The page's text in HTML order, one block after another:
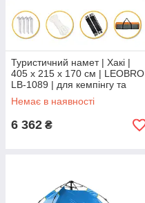
Туристичний намет | Хакі |
405 x 215 x 170 см | LEOBRO
LB-1089 | для кемпінгу та
подорожей
Немає в наявності
6 362 ₴